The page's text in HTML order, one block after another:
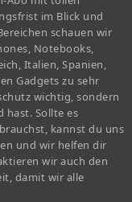
im Blick und
schauen wir
Notebooks,
Italien, Spanien,
Gadgets zu sehr
wichtig, sondern
hast. Sollte es
kannst du uns
und wir helfen dir
wir auch den
damit wir alle